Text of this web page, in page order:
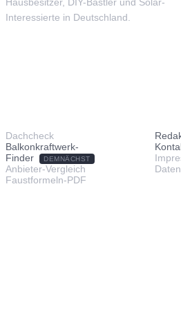
Hausbesitzer, DIY-Bastler und Solar-
Interessierte in Deutschland.
Dachcheck
Balkonkraftwerk-
Finder
DEMNÄCHST
Anbieter-Vergleich
Faustformeln-PDF